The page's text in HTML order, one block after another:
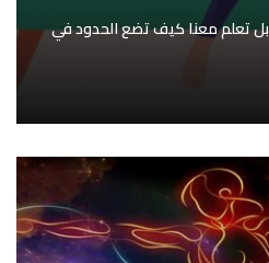
بل تعلم معنا كيف تضع الحدود في